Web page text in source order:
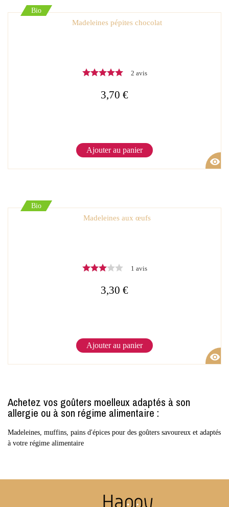
Bio
Madeleines pépites chocolat
2 avis
3,70 €
Ajouter au panier
visibility
Bio
Madeleines aux œufs
1 avis
3,30 €
Ajouter au panier
visibility
Achetez vos goûters moelleux adaptés à son
allergie ou à son régime alimentaire :
Madeleines, muffins, pains d'épices pour des goûters savoureux et adaptés
à votre régime alimentaire